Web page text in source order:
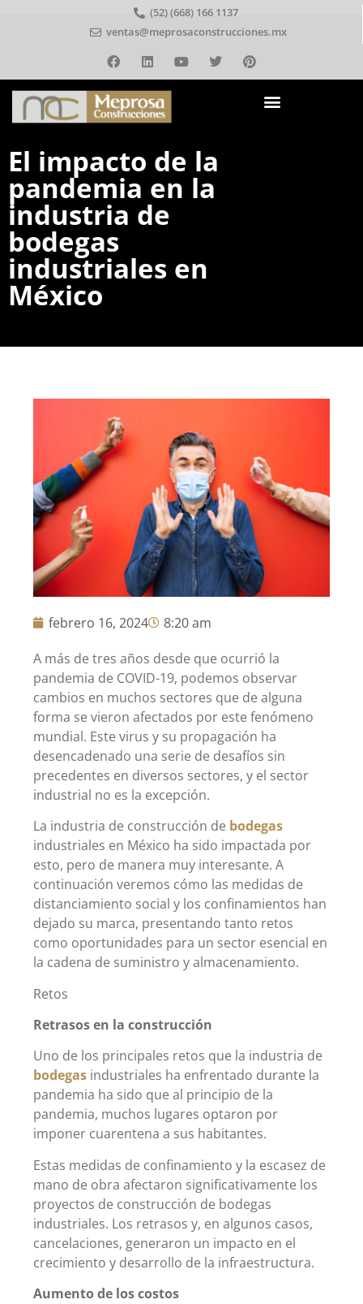
(52) (668) 166 1137
ventas@meprosaconstrucciones.mx
El impacto de la
pandemia en la
industria de
bodegas
industriales en
México
febrero 16, 2024
8:20 am
A más de tres años desde que ocurrió la
pandemia de COVID-19, podemos observar
cambios en muchos sectores que de alguna
forma se vieron afectados por este fenómeno
mundial. Este virus y su propagación ha
desencadenado una serie de desafíos sin
precedentes en diversos sectores, y el sector
industrial no es la excepción.
La industria de construcción de bodegas
industriales en México ha sido impactada por
esto, pero de manera muy interesante. A
continuación veremos cómo las medidas de
distanciamiento social y los confinamientos han
dejado su marca, presentando tanto retos
como oportunidades para un sector esencial en
la cadena de suministro y almacenamiento.
Retos
Retrasos en la construcción
Uno de los principales retos que la industria de
bodegas industriales ha enfrentado durante la
pandemia ha sido que al principio de la
pandemia, muchos lugares optaron por
imponer cuarentena a sus habitantes.
Estas medidas de confinamiento y la escasez de
mano de obra afectaron significativamente los
proyectos de construcción de bodegas
industriales. Los retrasos y, en algunos casos,
cancelaciones, generaron un impacto en el
crecimiento y desarrollo de la infraestructura.
Aumento de los costos